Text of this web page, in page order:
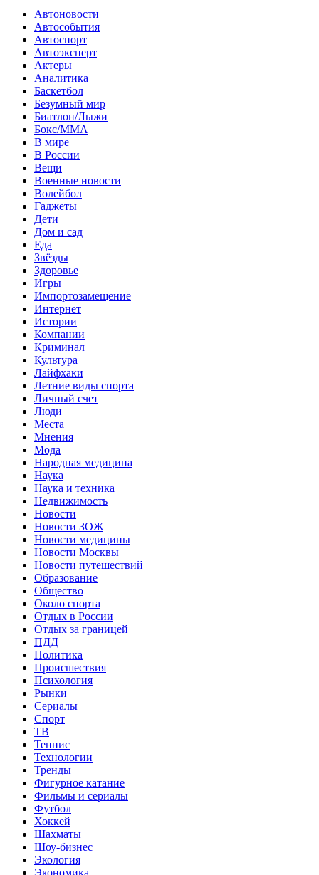
Автоновости
Автособытия
Автоспорт
Автоэксперт
Актеры
Аналитика
Баскетбол
Безумный мир
Биатлон/Лыжи
Бокс/MMA
В мире
В России
Вещи
Военные новости
Волейбол
Гаджеты
Дети
Дом и сад
Еда
Звёзды
Здоровье
Игры
Импортозамещение
Интернет
Истории
Компании
Криминал
Культура
Лайфхаки
Летние виды спорта
Личный счет
Люди
Места
Мнения
Мода
Народная медицина
Наука
Наука и техника
Недвижимость
Новости
Новости ЗОЖ
Новости медицины
Новости Москвы
Новости путешествий
Образование
Общество
Около спорта
Отдых в России
Отдых за границей
ПДД
Политика
Происшествия
Психология
Рынки
Сериалы
Спорт
ТВ
Теннис
Технологии
Тренды
Фигурное катание
Фильмы и сериалы
Футбол
Хоккей
Шахматы
Шоу-бизнес
Экология
Экономика